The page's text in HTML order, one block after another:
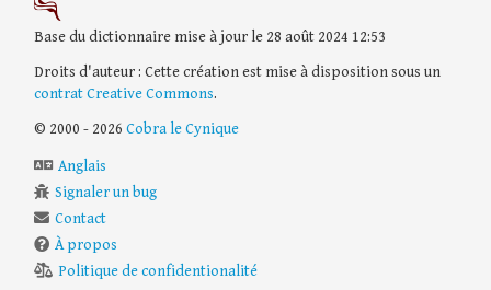
Base du dictionnaire mise à jour le 28 août 2024 12:53
Droits d'auteur : Cette création est mise à disposition sous un
contrat Creative Commons.
© 2000 - 2026 Cobra le Cynique
Anglais
Signaler un bug
Contact
À propos
Politique de confidentionalité